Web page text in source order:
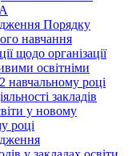
Порядку
навчання
щодо організації
освітніми
навчальному році
закладів
у новому
році